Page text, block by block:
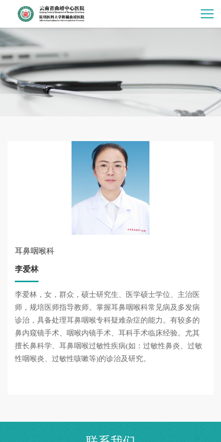
耳鼻咽喉科
李爱林
李爱林，女，群众，硕士研究生、医学硕士学位、主治医
师，规培医师指导教师。掌握耳鼻咽喉科常见病及多发病
诊治，具备处理耳鼻咽喉专科疑难杂症的能力。有较多的
鼻内窥镜手术、咽喉内镜手术、耳科手术临床经验。尤其
擅长鼻科学、耳鼻咽喉过敏性疾病(如：过敏性鼻炎、过敏
性咽喉炎、过敏性咳嗽等)的诊治及研究。